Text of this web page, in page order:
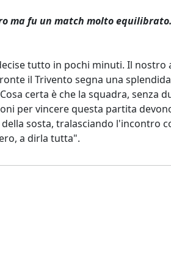
ma fu un match molto
tutto in pochi minuti. Il nostro
il Trivento segna una
certa è che la squadra, senza
per vincere questa partita
sosta, tralasciando l'incontro
a dirla tutta".